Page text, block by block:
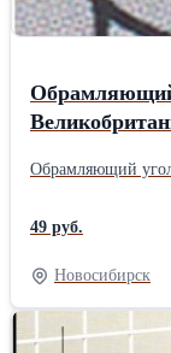
49 руб.
Новосибирск